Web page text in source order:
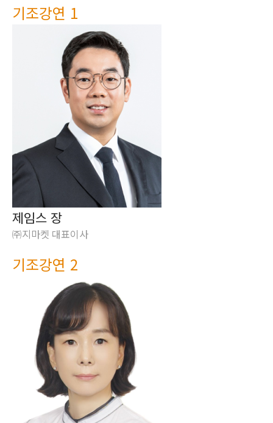
기조강연 1
제임스 장
㈜지마켓 대표이사
기조강연 2